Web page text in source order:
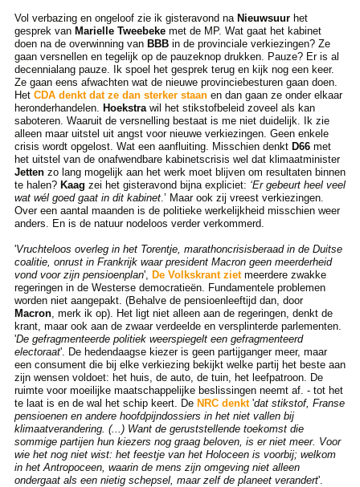
Vol verbazing en ongeloof zie ik gisteravond na Nieuwsuurhet
gesprek van Marielle Tweebekemet de MP. Wat gaat het kabinet
doen na de overwinning van BBBin de provinciale verkiezingen? Ze
gaan versnellen en tegelijk op de pauzeknop drukken. Pauze? Er is al
decennialang pauze. Ik spoel het gesprek terug en kijk nog een keer.
Ze gaan eens afwachten wat de nieuwe provinciebesturen gaan doen.
Het CDA denkt dat ze dan sterker staanen dan gaan ze onder elkaar
heronderhandelen. Hoekstrawil het stikstofbeleid zoveel als kan
saboteren. Waaruit de versnelling bestaat is me niet duidelijk. Ik zie
alleen maar uitstel uit angst voor nieuwe verkiezingen. Geen enkele
crisis wordt opgelost. Wat een aanfluiting. Misschien denkt D66met
het uitstel van de onafwendbare kabinetscrisis wel dat klimaatminister
Jettenzo lang mogelijk aan het werk moet blijven om resultaten binnen
te halen? Kaag zei het gisteravond bijna expliciet: ‘Er gebeurt heel veel
wat wél goed gaat in dit kabinet.’ Maar ook zij vreest verkiezingen.
Over een aantal maanden is de politieke werkelijkheid misschien weer
anders. En is de natuur nodeloos verder verkommerd.
'Vruchteloos overleg in het Torentje, marathoncrisisberaad in de Duitse
coalitie, onrust in Frankrijk waar president Macron geen meerderheid
vond voor zijn pensioenplan', De Volkskrant zietmeerdere zwakke
regeringen in de Westerse democratieën. Fundamentele problemen
worden niet aangepakt. (Behalve de pensioenleeftijd dan, door
Macron, merk ik op). Het ligt niet alleen aan de regeringen, denkt de
krant, maar ook aan de zwaar verdeelde en versplinterde parlementen.
'De gefragmenteerde politiek weerspiegelt een gefragmenteerd
electoraat'. De hedendaagse kiezer is geen partijganger meer, maar
een consument die bij elke verkiezing bekijkt welke partij het beste aan
zijn wensen voldoet: het huis, de auto, de tuin, het leefpatroon. De
ruimte voor moeilijke maatschappelijke beslissingen neemt af. - tot het
te laat is en de wal het schip keert. DeNRC denkt'dat stikstof, Franse
pensioenen en andere hoofdpijndossiers in het niet vallen bij
klimaatverandering. (...) Want de geruststellende toekomst die
sommige partijen hun kiezers nog graag beloven, is er niet meer. Voor
wie het nog niet wist: het feestje van het Holoceen is voorbij; welkom
in het Antropoceen, waarin de mens zijn omgeving niet alleen
ondergaat als een nietig schepsel, maar zelf de planeet verandert'.